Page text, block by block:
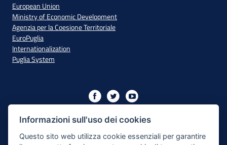
European Union
Ministry of Economic Development
Agenzia per la Coesione Territoriale
EuroPuglia
Internationalization
Puglia System
2014/2020 - Axis XIII
Informazioni sull'uso dei cookies
Questo sito web utilizza cookie essenziali per garantire